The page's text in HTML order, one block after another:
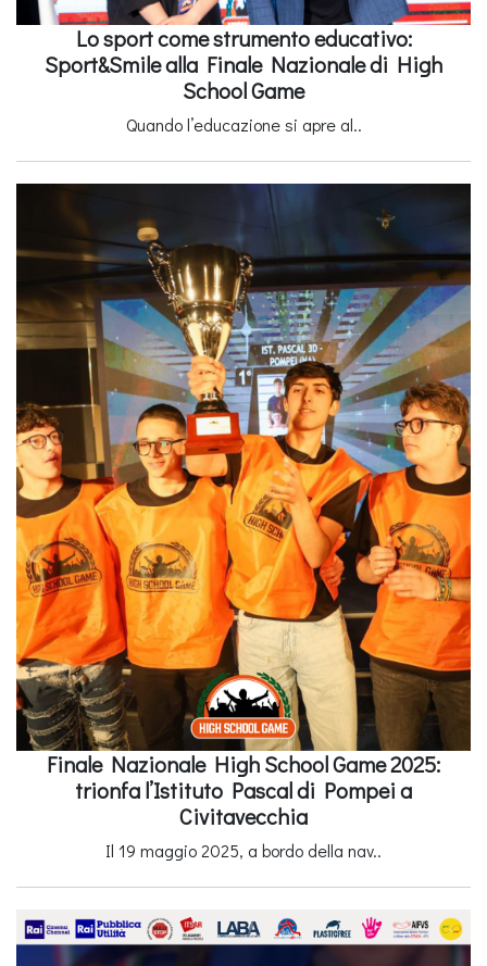
Lo sport come strumento educativo:
Sport&Smile alla Finale Nazionale di High
School Game
Quando l’educazione si apre al..
Finale Nazionale High School Game 2025:
trionfa l’Istituto Pascal di Pompei a
Civitavecchia
Il 19 maggio 2025, a bordo della nav..